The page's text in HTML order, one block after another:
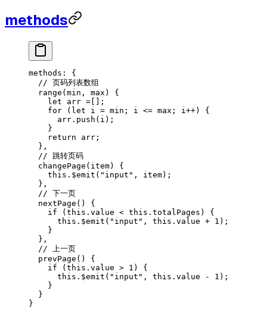
methods
methods :
{
  // 页码列表数组
  range
(min ,
max) {
    let
arr = [];
    for
( let i = min; i <= max; i++) {
      arr
.push (i);
    }
    return
arr;
  }
,
  // 跳转页码
  changePage
(item) {
    this
.$emit ( "input" ,
item);
  }
,
  // 下一页
  nextPage
() {
    if
( this .value < this .totalPages) {
      this
.$emit ( "input" , this .value + 1 );
    }
  }
,
  // 上一页
  prevPage
() {
    if
( this .value > 1 ) {
      this
.$emit ( "input" , this .value - 1 );
    }
  }
}